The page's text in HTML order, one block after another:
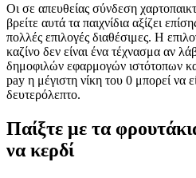
Οι σε απευθείας σύνδεση
βρείτε αυτά τα παιχνίδια αξίζει
πολλές επιλογές διαθέσιμες. Η
καζίνο δεν είναι ένα τέχνασμα αν
δημοφιλών εφαρμογών ιστότοπων
pay η μέγιστη νίκη του 0 μπορεί να
δευτερόλεπτο.
Παίξτε με τα
να κερδί